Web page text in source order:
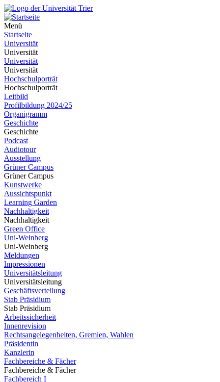
Menü
Startseite
Universität
Universität
Universität
Universität
Hochschulporträt
Hochschulporträt
Leitbild
Profilbildung 2024/25
Organigramm
Geschichte
Geschichte
Podcast
Audiotour
Ausstellung
Grüner Campus
Grüner Campus
Kunstwerke
Aussichtspunkt
Learning Garden
Nachhaltigkeit
Nachhaltigkeit
Green Office
Uni-Weinberg
Uni-Weinberg
Meldungen
Impressionen
Universitätsleitung
Universitätsleitung
Geschäftsverteilung
Stab Präsidium
Stab Präsidium
Arbeitssicherheit
Innenrevision
Rechtsangelegenheiten, Gremien, Wahlen
Präsidentin
Kanzlerin
Fachbereiche & Fächer
Fachbereiche & Fächer
Fachbereich I